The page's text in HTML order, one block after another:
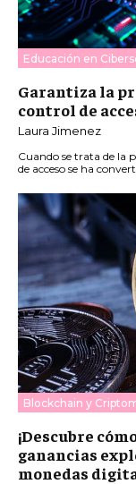
Educación en
Garantiza la
control de
Laura Jimenez
Cuando se trata de la
de acceso se ha
Blockchain y
¡Descubre
ganancias
monedas